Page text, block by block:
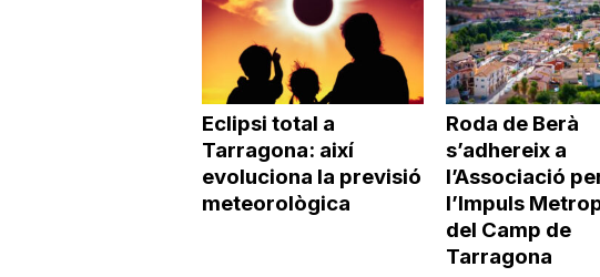
Eclipsi total a
Tarragona: així
evoluciona la previsió
meteorològica
Roda de Berà
s’adhereix a
l’Associació
l’Impuls
del Camp de
Tarragona